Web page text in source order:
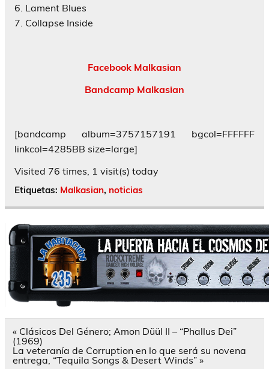
6. Lament Blues
7. Collapse Inside
Facebook Malkasian
Bandcamp Malkasian
[bandcamp album=3757157191 bgcol=FFFFFF
linkcol=4285BB size=large]
Visited 76 times, 1 visit(s) today
Etiquetas: Malkasian, noticias
Navegación
de
entradas
« Clásicos Del Género; Amon Düül II – “Phallus Dei”
(1969)
La veteranía de Corruption en lo que será su novena
entrega, “Tequila Songs & Desert Winds” »